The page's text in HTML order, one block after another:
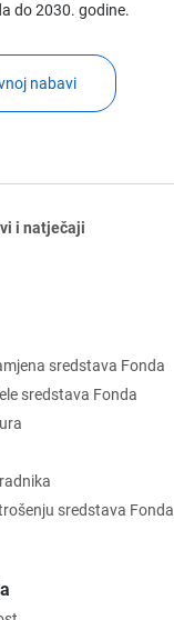
do 2030. godine.
nabavi
i natječaji
sredstava Fonda
sredstava Fonda
sredstava Fonda